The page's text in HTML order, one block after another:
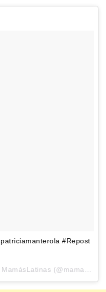
#Repost
MamásLatinas (@mamaslatinas) el